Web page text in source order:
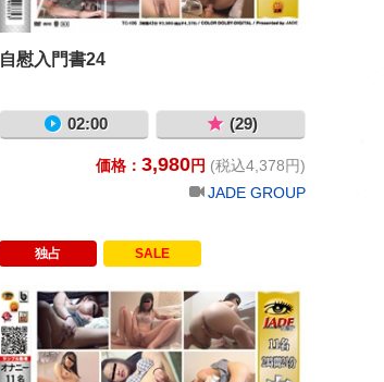
自慰入門書24
02:00 (29)
価格： 3,980円 (税込4,378円)
JADE GROUP
独占 SALE